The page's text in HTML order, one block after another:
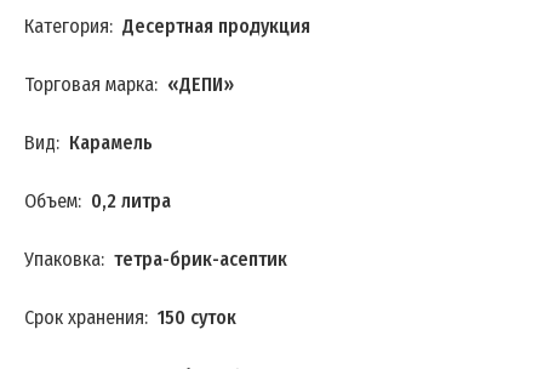
Категория: Десертная продукция
Торговая марка: «ДЕПИ»
Вид: Карамель
Объем: 0,2 литра
Упаковка: тетра-брик-асептик
Срок хранения: 150 суток